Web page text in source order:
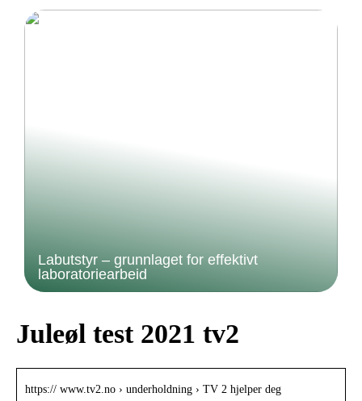
Labutstyr – grunnlaget for effektivt
laboratoriearbeid
Juleøl test 2021 tv2
https:// www.tv2.no › underholdning › TV 2 hjelper deg